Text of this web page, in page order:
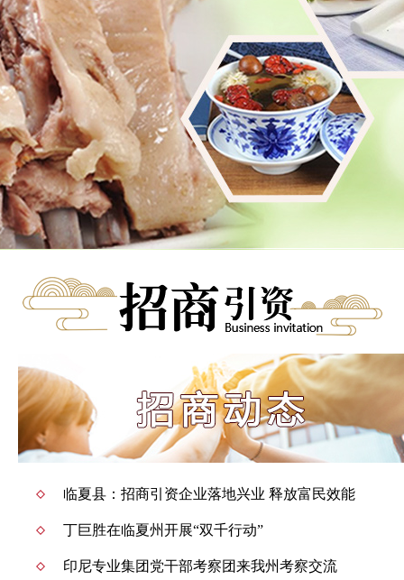
临夏县：招商引资企业落地兴业 释放富民效能
丁巨胜在临夏州开展“双千行动”
印尼专业集团党干部考察团来我州考察交流